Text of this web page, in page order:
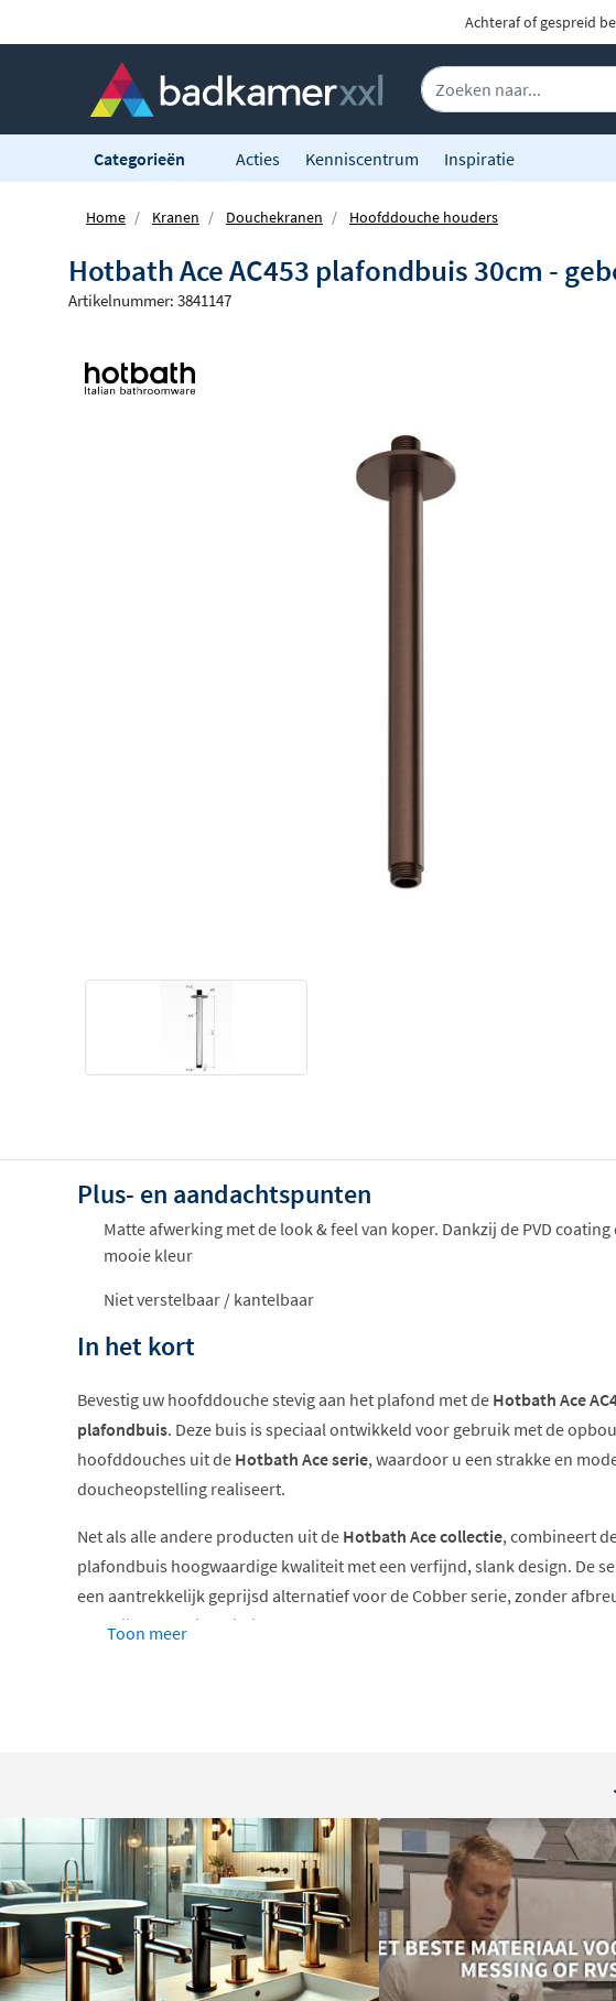
Achteraf of gespreid
Categorieën Acties Kenniscentrum Inspiratie
Home Kranen Douchekranen Hoofddouche houders
Hotbath Ace AC453 plafondbuis 30cm -
Artikelnummer: 3841147
Plus- en aandachtspunten
Matte afwerking met de look & feel van koper. Dankzij de PVD
mooie kleur
Niet verstelbaar / kantelbaar
In het kort
Bevestig uw hoofddouche stevig aan het plafond met de Hotbath Ace
plafondbuis. Deze buis is speciaal ontwikkeld voor gebruik met de
hoofddouches uit de Hotbath Ace serie, waardoor u een strakke en
doucheopstelling realiseert.
Net als alle andere producten uit de Hotbath Ace collectie, combineert
plafondbuis hoogwaardige kwaliteit met een verfijnd, slank design. De
een aantrekkelijk geprijsd alternatief voor de Cobber serie, zonder
aan stijl of functionaliteit.
Toon meer